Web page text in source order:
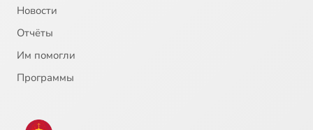
Новости
Отчёты
Им помогли
Программы